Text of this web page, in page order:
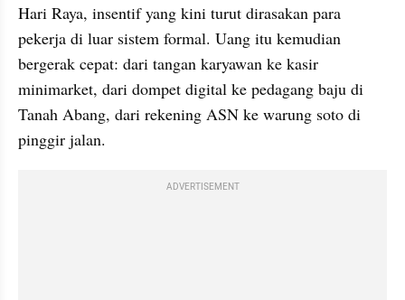
Hari Raya, insentif yang kini turut dirasakan para
pekerja di luar sistem formal. Uang itu kemudian
bergerak cepat: dari tangan karyawan ke kasir
minimarket, dari dompet digital ke pedagang baju di
Tanah Abang, dari rekening ASN ke warung soto di
pinggir jalan.
ADVERTISEMENT